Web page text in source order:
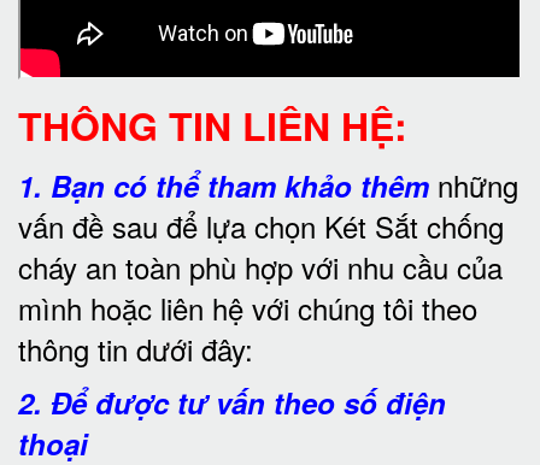
THÔNG TIN LIÊN HỆ:
1. Bạn có thể tham khảo thêm những
vấn đề sau để lựa chọn Két Sắt chống
cháy an toàn phù hợp với nhu cầu của
mình hoặc liên hệ với chúng tôi theo
thông tin dưới đây:
2. Để được tư vấn theo số điện
thoại